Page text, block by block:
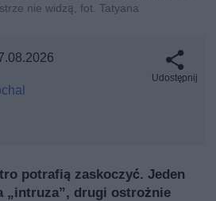
nie widzą, fot. Tatyana
Udostępnij
potrafią zaskoczyć. Jeden
„intruzа”, drugi ostrożnie